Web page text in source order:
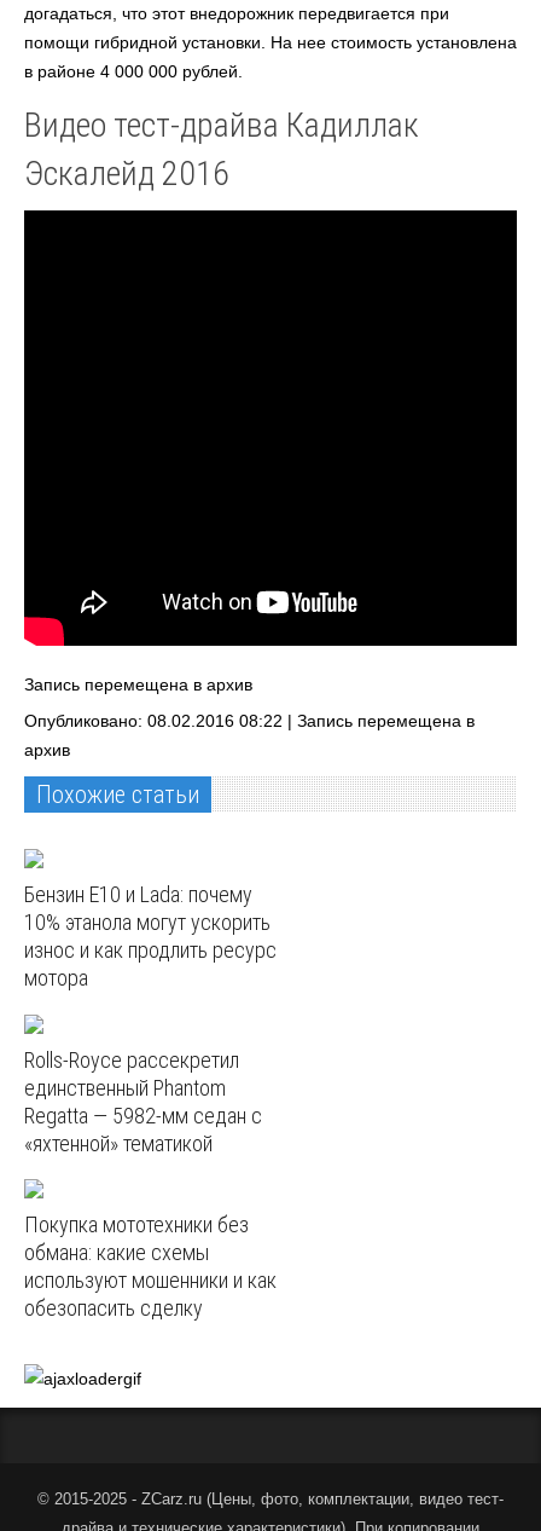
догадаться, что этот внедорожник передвигается при
помощи гибридной установки. На нее стоимость установлена
в районе 4 000 000 рублей.
Видео тест-драйва Кадиллак
Эскалейд 2016
Запись перемещена в архив
Опубликовано: 08.02.2016 08:22 | Запись перемещена в
архив
Похожие статьи
Бензин E10 и Lada: почему
10% этанола могут ускорить
износ и как продлить ресурс
мотора
Rolls-Royce рассекретил
единственный Phantom
Regatta — 5982‑мм седан с
«яхтенной» тематикой
Покупка мототехники без
обмана: какие схемы
используют мошенники и как
обезопасить сделку
© 2015-2025 - ZCarz.ru (Цены, фото, комплектации, видео тест-